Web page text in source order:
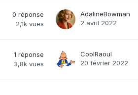
0 réponse
2,1k vues
AdalineBowman
2 avril 2022
1 réponse
3,8k vues
CoolRaoul
20 février 2022